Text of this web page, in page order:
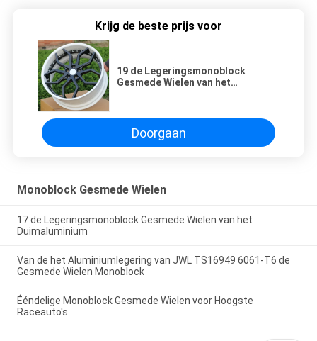
Krijg de beste prijs voor
19 de Legeringsmonoblock
Gesmede Wielen van het
Doorgaan
Monoblock Gesmede Wielen
17 de Legeringsmonoblock Gesmede Wielen van het
Duimaluminium
Van de het Aluminiumlegering van JWL TS16949 6061-T6 de
Gesmede Wielen Monoblock
Ééndelige Monoblock Gesmede Wielen voor Hoogste
Raceauto's